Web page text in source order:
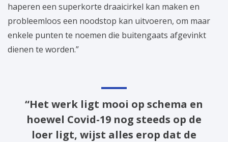
haperen een superkorte draaicirkel kan maken en
probleemloos een noodstop kan uitvoeren, om maar
enkele punten te noemen die buitengaats afgevinkt
dienen te worden.”
“Het werk ligt mooi op schema en
hoewel Covid-19 nog steeds op de
loer ligt, wijst alles erop dat de